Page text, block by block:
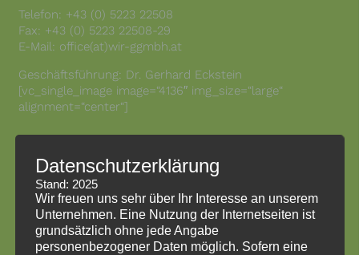
Telefon: +43 (0) 5223 22508
Fax: +43 (0) 5223 22508-29
E-Mail: office(at)wir-ggmbh.at
Geschäftsführung: Dr. Gerhard Eckstein
[vc_single_image image=“4136″ img_size=“large“
alignment=“center“]
Impressum
Datenschutzerklärung
HinweisgeberInnenschutzgesetz
Datenschutzerklärung
Stand: 2025
Wir freuen uns sehr über Ihr Interesse an unserem
Unternehmen. Eine Nutzung der Internetseiten ist
grundsätzlich ohne jede Angabe
personenbezogener Daten möglich. Sofern eine